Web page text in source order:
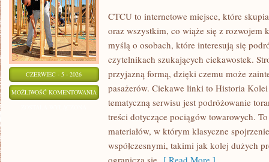
CZERWIEC - 5 - 2026
MOŻLIWOŚĆ KOMENTOWANIA DWORCE
INFRASTRUKTURA
CTCU to internetowe miejsce, które
oraz wszystkim, co wiąże się z
myślą o osobach, które interesują się
czytelnikach szukających ciekawostek.
przyjazną formą, dzięki czemu może
pasażerów. Ciekawe linki to Historia
tematyczną serwisu jest podróżowanie
treści dotyczące pociągów towarowych.
materiałów, w którym klasyczne
współczesnymi, takimi jak kolej dużych
ogranicza się [ Read More ]